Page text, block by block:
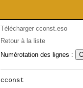
Télécharger cconst.eso
Retour à la liste
Numérotation des lignes :